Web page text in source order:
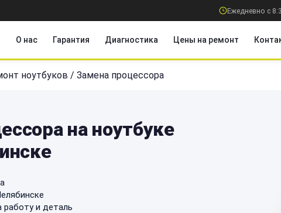
Ежедневно с
О нас Гарантия Диагностика Цены на ремонт
ноутбуков / Замена процессора
на ноутбуке
работу и деталь